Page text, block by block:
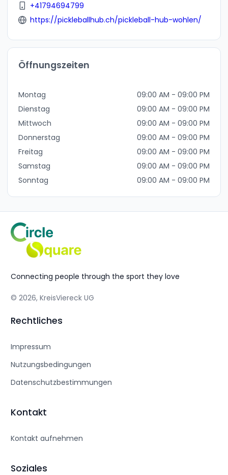
+41794694799
https://pickleballhub.ch/pickleball-hub-wohlen/
Öffnungszeiten
Montag
09:00 AM - 09:00 PM
Dienstag
09:00 AM - 09:00 PM
Mittwoch
09:00 AM - 09:00 PM
Donnerstag
09:00 AM - 09:00 PM
Freitag
09:00 AM - 09:00 PM
Samstag
09:00 AM - 09:00 PM
Sonntag
09:00 AM - 09:00 PM
Connecting people through the sport they love
© 2026, KreisViereck UG
Rechtliches
Impressum
Nutzungsbedingungen
Datenschutzbestimmungen
Kontakt
Kontakt aufnehmen
Soziales